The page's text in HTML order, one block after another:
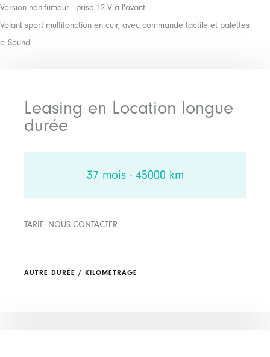
Version non-fumeur - prise 12 V à l'avant
Volant sport multifonction en cuir, avec commande tactile et palettes
e-Sound
Leasing en Location longue
durée
37 mois - 45000 km
TARIF: NOUS CONTACTER
AUTRE DURÉE / KILOMÉTRAGE